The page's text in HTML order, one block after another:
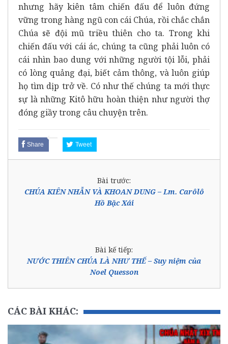
nhưng hãy kiên tâm chiến đấu để luôn đứng
vững trong hàng ngũ con cái Chúa, rồi chắc chắn
Chúa sẽ đội mũ triều thiên cho ta. Trong khi
chiến đấu với cái ác, chúng ta cũng phải luôn có
cái nhìn bao dung với những người tội lỗi, phải
có lòng quảng đại, biết cảm thông, và luôn giúp
họ tìm dịp trở về. Có như thế chúng ta mới thực
sự là những Kitô hữu hoàn thiện như người thợ
đóng giầy trong câu chuyện trên.
Share Tweet
Bài trước:
CHÚA KIÊN NHẪN VÀ KHOAN DUNG – Lm. Carôlô
Hồ Bặc Xái
Bài kế tiếp:
NƯỚC THIÊN CHÚA LÀ NHƯ THẾ – Suy niệm của
Noel Quesson
CÁC BÀI KHÁC: